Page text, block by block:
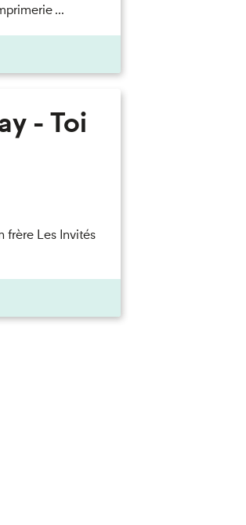
...
- Toi
frère Les Invités